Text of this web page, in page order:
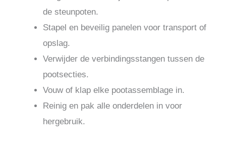
de steunpoten.
Stapel en beveilig panelen voor transport of
opslag.
Verwijder de verbindingsstangen tussen de
pootsecties.
Vouw of klap elke pootassemblage in.
Reinig en pak alle onderdelen in voor
hergebruik.